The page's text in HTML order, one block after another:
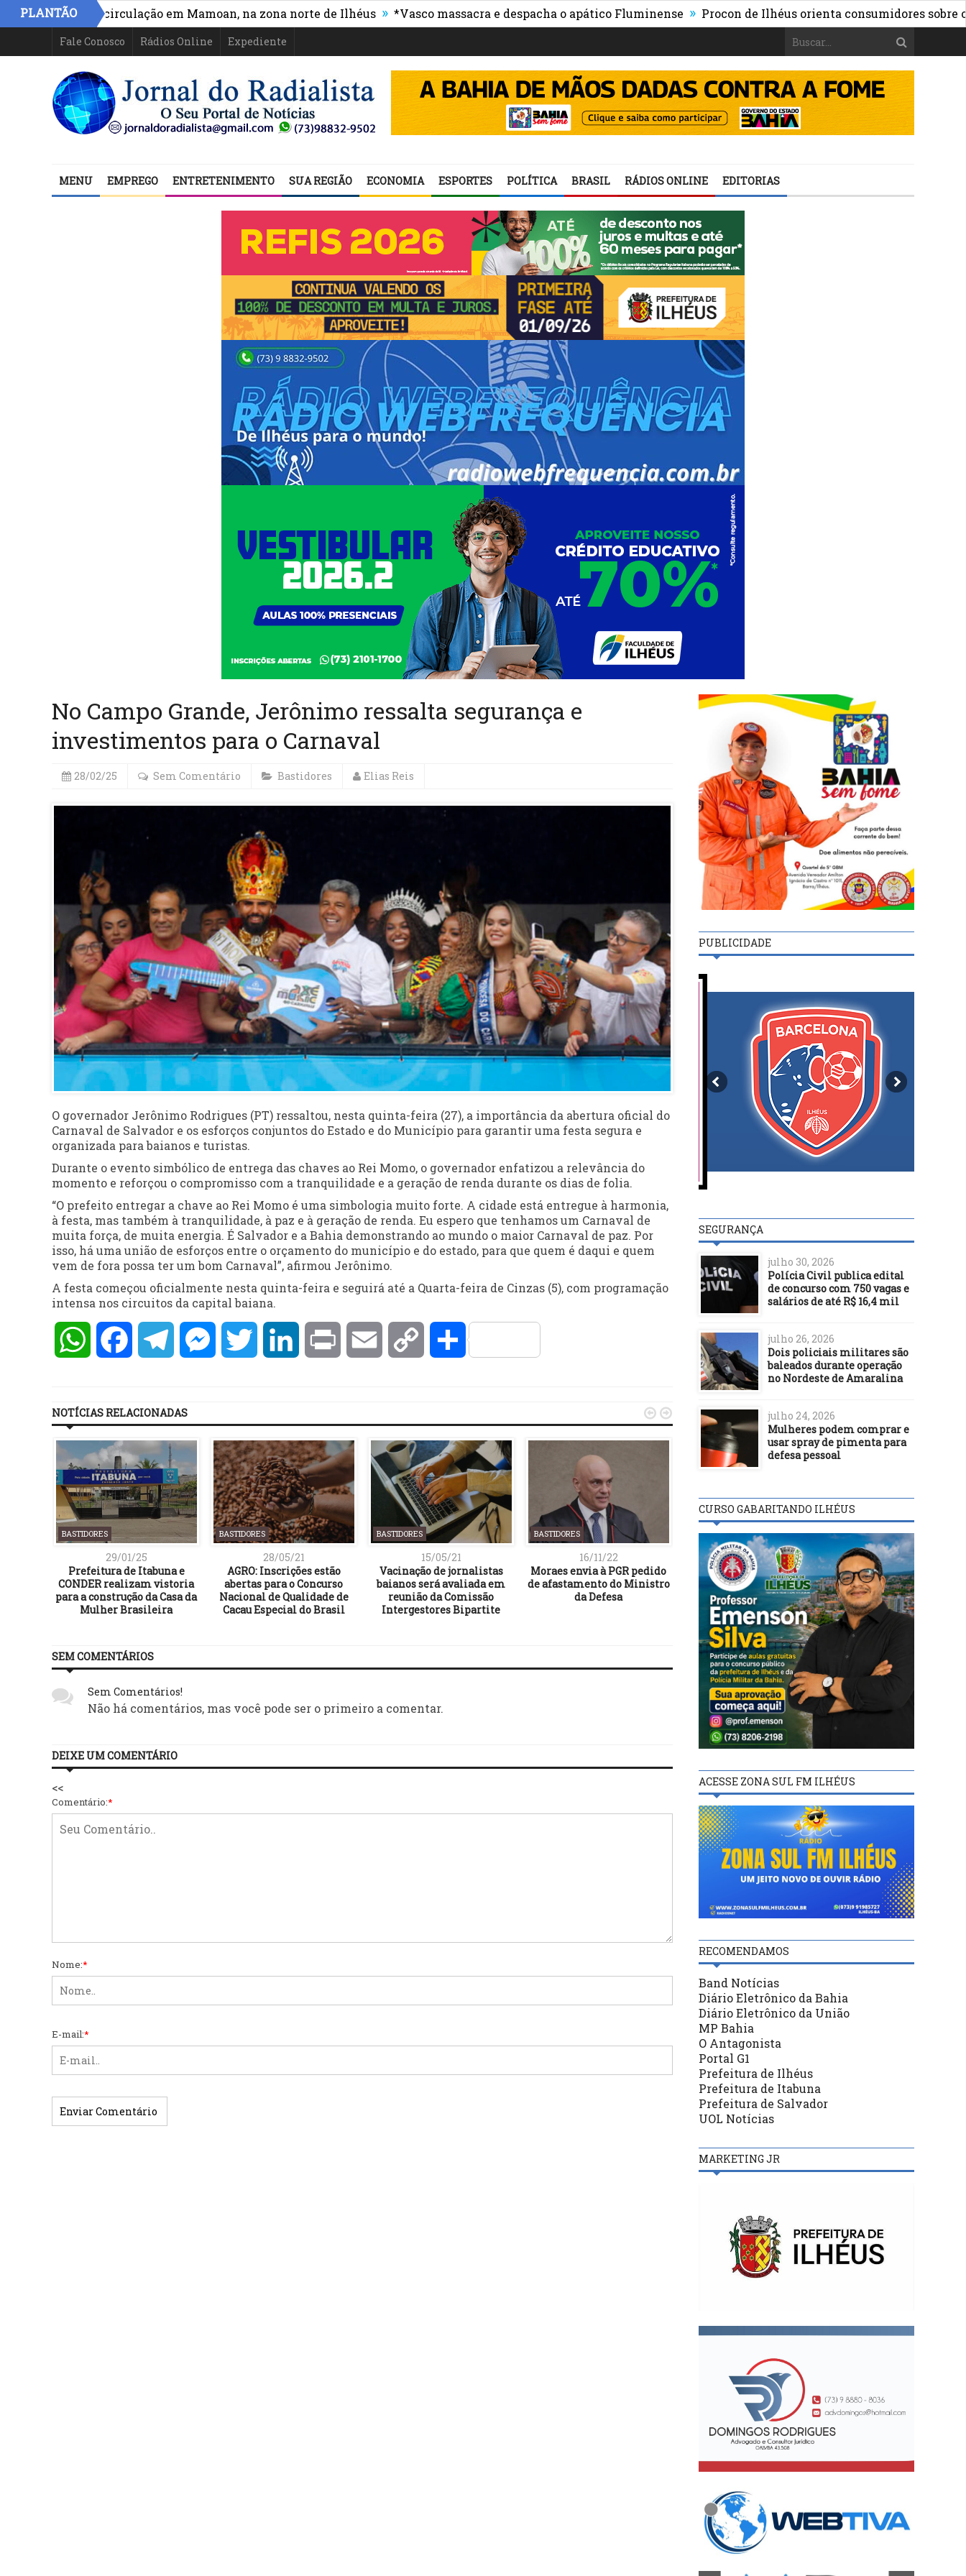
PLANTÃOe circulação em Mamoan, na zona norte de Ilhéus » *Vasco massacra e despacha o apático Fluminense » Procon de Ilhéus orienta consumidores sobre os
Fale Conosco Rádios Online Expediente
MENU EMPREGO ENTRETENIMENTO SUA REGIÃO ECONOMIA ESPORTES POLÍTICA BRASIL RÁDIOS ONLINE EDITORIAS
No Campo Grande, Jerônimo ressalta segurança e
investimentos para o Carnaval
28/02/25 Sem Comentário Bastidores Elias Reis
O governador Jerônimo Rodrigues (PT) ressaltou, nesta quinta-feira (27), a importância da abertura oficial do
Carnaval de Salvador e os esforços conjuntos do Estado e do Município para garantir uma festa segura e
organizada para baianos e turistas.
Durante o evento simbólico de entrega das chaves ao Rei Momo, o governador enfatizou a relevância do
momento e reforçou o compromisso com a tranquilidade e a geração de renda durante os dias de folia.
“O prefeito entregar a chave ao Rei Momo é uma simbologia muito forte. A cidade está entregue à harmonia,
à festa, mas também à tranquilidade, à paz e à geração de renda. Eu espero que tenhamos um Carnaval de
muita força, de muita energia. É Salvador e a Bahia demonstrando ao mundo o maior Carnaval de paz. Por
isso, há uma união de esforços entre o orçamento do município e do estado, para que quem é daqui e quem
vem de fora possa ter um bom Carnaval”, afirmou Jerônimo.
A festa começou oficialmente nesta quinta-feira e seguirá até a Quarta-feira de Cinzas (5), com programação
intensa nos circuitos da capital baiana.
WhatsAppFacebookTelegramMessengerTwitter LinkedInPrint Email Copy Compartilhar
NOTÍCIAS RELACIONADAS
BASTIDORES
29/01/25
Prefeitura de Itabuna e
CONDER realizam vistoria
para a construção da Casa da
Mulher Brasileira
BASTIDORES
28/05/21
AGRO: Inscrições estão
abertas para o Concurso
Nacional de Qualidade de
Cacau Especial do Brasil
BASTIDORES
15/05/21
Vacinação de jornalistas
baianos será avaliada em
reunião da Comissão
Intergestores Bipartite
BASTIDORES
16/11/22
Moraes envia à PGR pedido
de afastamento do Ministro
da Defesa
BASTIDORES
08/04/26
Prefeitura de Itabuna faz a
demolição de parte de
imóvel abandonado que ruiu
no Conceição
BASTIDORES
24/07/21
Visitas a unidades
da Bahia voltarão no
de agosto
 
SEM COMENTÁRIOS
Sem Comentários!
Não há comentários, mas você pode ser o primeiro a comentar.
DEIXE UM COMENTÁRIO
<<
Comentário:*
Nome:*
E-mail:*
PUBLICIDADE
SEGURANÇA
julho 30, 2026
Polícia Civil publica edital
de concurso com 750 vagas e
salários de até R$ 16,4 mil
julho 26, 2026
Dois policiais militares são
baleados durante operação
no Nordeste de Amaralina
julho 24, 2026
Mulheres podem comprar e
usar spray de pimenta para
defesa pessoal
CURSO GABARITANDO ILHÉUS
ACESSE ZONA SUL FM ILHÉUS
RECOMENDAMOS
Band Notícias
Diário Eletrônico da Bahia
Diário Eletrônico da União
MP Bahia
O Antagonista
Portal G1
Prefeitura de Ilhéus
Prefeitura de Itabuna
Prefeitura de Salvador
UOL Notícias
MARKETING JR